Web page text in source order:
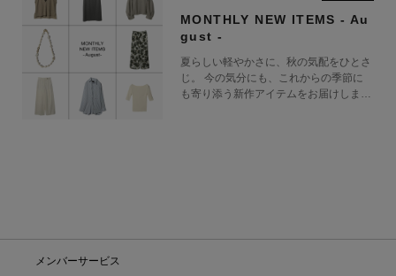
MONTHLY NEW ITEMS - Au
gust -
夏らしい軽やかさに、秋の気配をひとさ
じ。 今の気分にも、これからの季節に
も寄り添う新作アイテムをお届けしま
メンバーサービス